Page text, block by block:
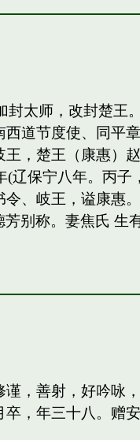
太师，改封楚王
道节度使、同平
，楚王（康惠）
辽保宁八年。丙子
、岐王，谥康惠
别称。妻焦氏 生
，善射，好吟咏
，年三十八。赠